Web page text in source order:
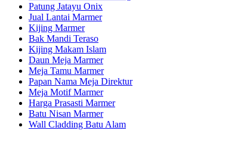
Patung Jatayu Onix
Jual Lantai Marmer
Kijing Marmer
Bak Mandi Teraso
Kijing Makam Islam
Daun Meja Marmer
Meja Tamu Marmer
Papan Nama Meja Direktur
Meja Motif Marmer
Harga Prasasti Marmer
Batu Nisan Marmer
Wall Cladding Batu Alam